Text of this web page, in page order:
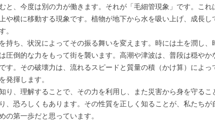
と、今度は別の力が働きます。それが「毛細管現象」です。これ
や横に移動する現象です。植物が地下から水を吸い上げ、成長し
。
持ち、状況によってその振る舞いを変えます。時には土を潤し、
圧倒的な力をもって街を襲います。高潮や津波は、普段は穏やか
す。その破壊力は、流れるスピードと質量の積（かけ算）によっ
発揮します。
り、理解することで、その力を利用し、また災害から身を守るこ
、恐ろしくもあります。その性質を正しく知ることが、私たちが
の第一歩だと思っています。